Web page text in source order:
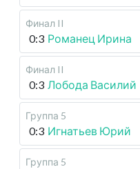
Финал II
0:3 Романец Ирина
Финал II
0:3 Лобода Василий
Группа 5
0:3 Игнатьев Юрий
Группа 5